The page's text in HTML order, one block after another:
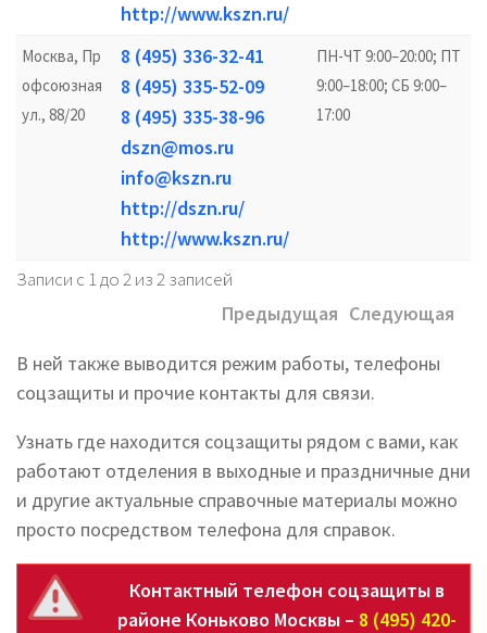
http://www.kszn.ru/
Москва, Пр
офсоюзная
ул., 88/20
8 (495) 336-32-41
8 (495) 335-52-09
8 (495) 335-38-96
dszn@mos.ru
info@kszn.ru
http://dszn.ru/
http://www.kszn.ru/
ПН-ЧТ 9:00–20:00; ПТ
9:00–18:00; СБ 9:00–
17:00
Записи с 1 до 2 из 2 записей
Предыдущая Следующая
В ней также выводится режим работы, телефоны
соцзащиты и прочие контакты для связи.
Узнать где находится соцзащиты рядом с вами, как
работают отделения в выходные и праздничные дни
и другие актуальные справочные материалы можно
просто посредством телефона для справок.
Контактный телефон соцзащиты в
районе Коньково Москвы – 8 (495) 420-